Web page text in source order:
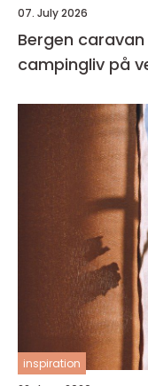
07. July 2026
Bergen caravan guide til bobil- og
campingliv på
inspiration